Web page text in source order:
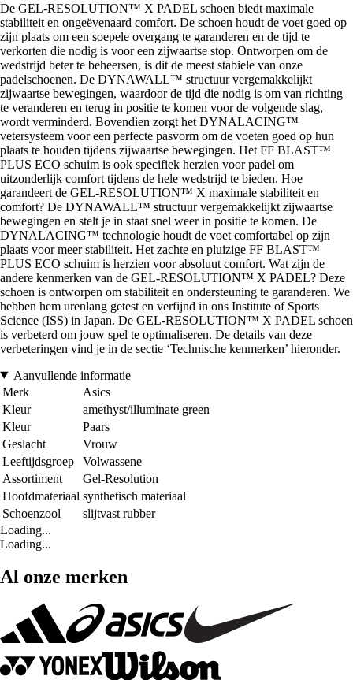
De GEL-RESOLUTION™ X PADEL schoen biedt maximale
stabiliteit en ongeëvenaard comfort. De schoen houdt de voet goed op
zijn plaats om een soepele overgang te garanderen en de tijd te
verkorten die nodig is voor een zijwaartse stop. Ontworpen om de
wedstrijd beter te beheersen, is dit de meest stabiele van onze
padelschoenen. De DYNAWALL™ structuur vergemakkelijkt
zijwaartse bewegingen, waardoor de tijd die nodig is om van richting
te veranderen en terug in positie te komen voor de volgende slag,
wordt verminderd. Bovendien zorgt het DYNALACING™
vetersysteem voor een perfecte pasvorm om de voeten goed op hun
plaats te houden tijdens zijwaartse bewegingen. Het FF BLAST™
PLUS ECO schuim is ook specifiek herzien voor padel om
uitzonderlijk comfort tijdens de hele wedstrijd te bieden. Hoe
garandeert de GEL-RESOLUTION™ X maximale stabiliteit en
comfort? De DYNAWALL™ structuur vergemakkelijkt zijwaartse
bewegingen en stelt je in staat snel weer in positie te komen. De
DYNALACING™ technologie houdt de voet comfortabel op zijn
plaats voor meer stabiliteit. Het zachte en pluizige FF BLAST™
PLUS ECO schuim is herzien voor absoluut comfort. Wat zijn de
andere kenmerken van de GEL-RESOLUTION™ X PADEL? Deze
schoen is ontworpen om stabiliteit en ondersteuning te garanderen. We
hebben hem urenlang getest en verfijnd in ons Institute of Sports
Science (ISS) in Japan. De GEL-RESOLUTION™ X PADEL schoen
is verbeterd om jouw spel te optimaliseren. De details van deze
verbeteringen vind je in de sectie ‘Technische kenmerken’ hieronder.
Aanvullende informatie
Merk
Asics
Kleur
amethyst/illuminate green
Kleur
Paars
Geslacht
Vrouw
Leeftijdsgroep
Volwassene
Assortiment
Gel-Resolution
Hoofdmateriaal synthetisch materiaal
Schoenzool
slijtvast rubber
Loading...
Loading...
Al onze merken